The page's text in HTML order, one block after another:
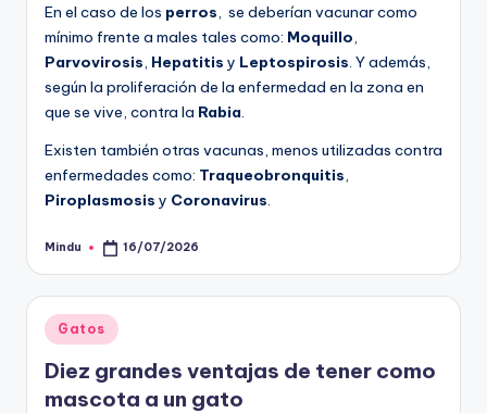
En el caso de los perros, se deberían vacunar como
mínimo frente a males tales como: Moquillo,
Parvovirosis, Hepatitis y Leptospirosis. Y además,
según la proliferación de la enfermedad en la zona en
que se vive, contra la Rabia.
Existen también otras vacunas, menos utilizadas contra
enfermedades como: Traqueobronquitis,
Piroplasmosis y Coronavirus.
Publicado
Mindu 16/07/2026
Publicado
en
Gatos
Diez grandes ventajas de tener como
mascota a un gato